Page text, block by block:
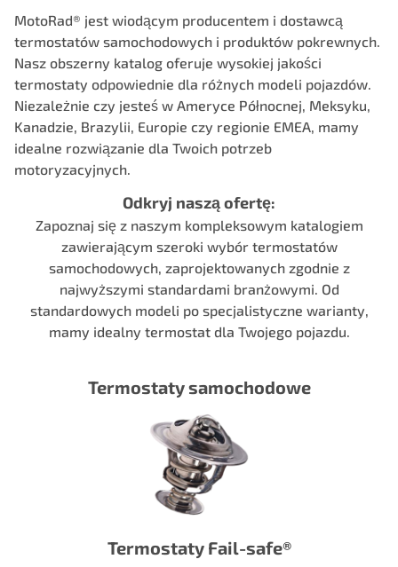
MotoRad® jest wiodącym producentem i dostawcą
termostatów samochodowych i produktów pokrewnych.
Nasz obszerny katalog oferuje wysokiej jakości
termostaty odpowiednie dla różnych modeli pojazdów.
Niezależnie czy jesteś w Ameryce Północnej, Meksyku,
Kanadzie, Brazylii, Europie czy regionie EMEA, mamy
idealne rozwiązanie dla Twoich potrzeb
motoryzacyjnych.
Odkryj naszą ofertę:
Zapoznaj się z naszym kompleksowym katalogiem
zawierającym szeroki wybór termostatów
samochodowych, zaprojektowanych zgodnie z
najwyższymi standardami branżowymi. Od
standardowych modeli po specjalistyczne warianty,
mamy idealny termostat dla Twojego pojazdu.
Termostaty samochodowe
Termostaty Fail-safe®